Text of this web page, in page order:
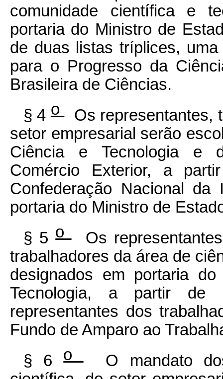
comunidade científica e
portaria do Ministro de
de duas listas tríplices,
para o Progresso da
Brasileira de Ciências.
§ 4o Os representantes,
setor empresarial serão
Ciência e Tecnologia e
Comércio Exterior, a
Confederação Nacional
portaria do Ministro de
§ 5o Os
trabalhadores da área de
designados em portaria
Tecnologia, a partir de
representantes dos
Fundo de Amparo ao
§ 6o O mandato dos